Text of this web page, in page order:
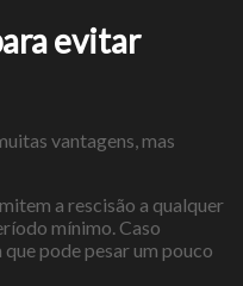
evitar
vantagens, mas
a rescisão a qualquer
mínimo. Caso
pode pesar um pouco